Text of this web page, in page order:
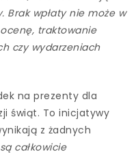
Brak wpłaty nie może w
traktowanie
czy wydarzeniach
na prezenty dla
świąt. To inicjatywy
z żadnych
całkowicie